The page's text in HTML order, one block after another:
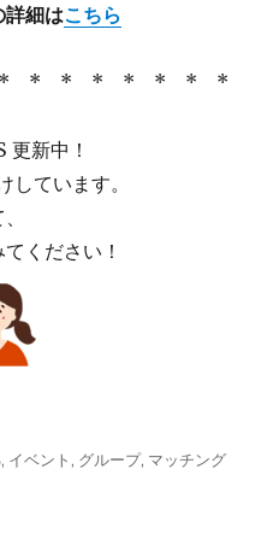
詳細はこちら
* * * * * * *
更新中！
ています。
ください！
, イベント, グループ, マッチング